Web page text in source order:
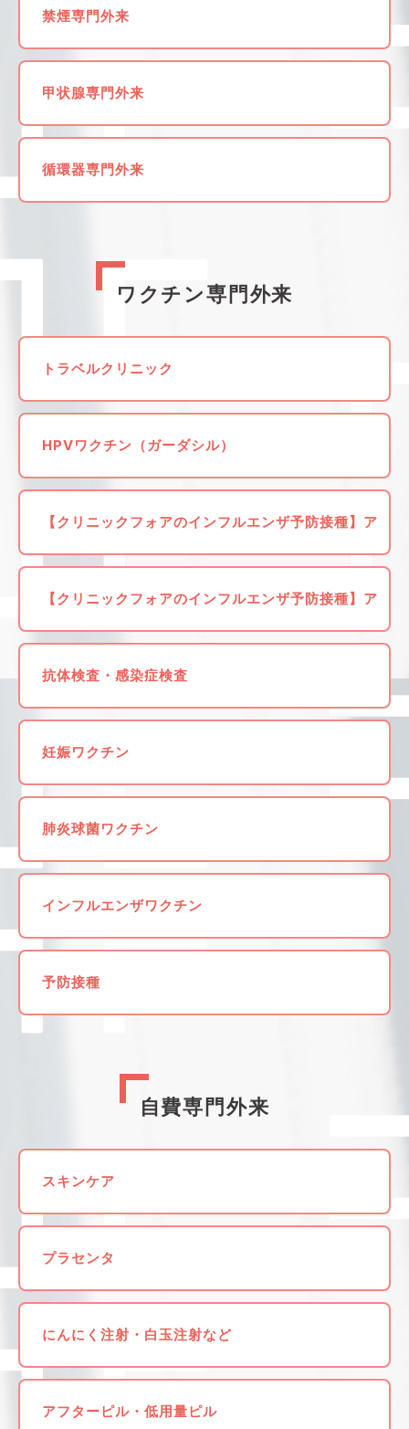
禁煙専門外来
甲状腺専門外来
循環器専門外来
ワクチン専門外来
トラベルクリニック
HPVワクチン（ガーダシル）
【クリニックフォアのインフルエンザ予防接種】ア
【クリニックフォアのインフルエンザ予防接種】ア
抗体検査・感染症検査
妊娠ワクチン
肺炎球菌ワクチン
インフルエンザワクチン
予防接種
自費専門外来
スキンケア
プラセンタ
にんにく注射・白玉注射など
アフターピル・低用量ピル